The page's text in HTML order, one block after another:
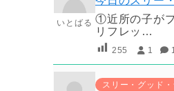
いとばる ①近所の子が
リフレッ…
255 1 1
スリー・グッド